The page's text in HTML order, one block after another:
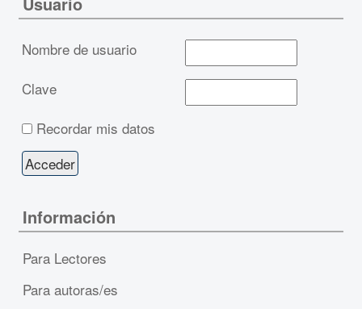
Nombre de usuario
Clave
Recordar mis datos
Información
Para Lectores
Para autoras/es